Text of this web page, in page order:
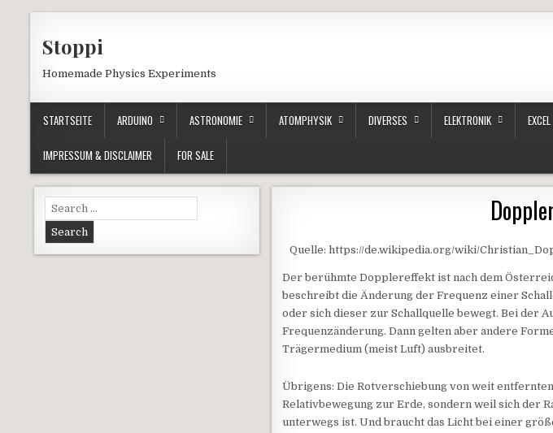
Stoppi
Homemade Physics Experiments
STARTSEITE ARDUINO ASTRONOMIE ATOMPHYSIK DIVERSES ELEKTRONIK EXCEL
IMPRESSUM & DISCLAIMER FOR SALE
Quelle: https://de.wikipedia.org/wiki/
Der berühmte Dopplereffekt ist nach dem
beschreibt die Änderung der Frequenz einer
oder sich dieser zur Schallquelle bewegt. Bei der
Frequenzänderung. Dann gelten aber andere
Trägermedium (meist Luft) ausbreitet.
Übrigens: Die Rotverschiebung von weit
Relativbewegung zur Erde, sondern weil sich der
unterwegs ist. Und braucht das Licht bei einer
Search for: